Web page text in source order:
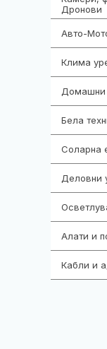
Дронови
Авто-
Клима
Домашни
Бела
Соларна
Деловни
Алати и
Кабли и